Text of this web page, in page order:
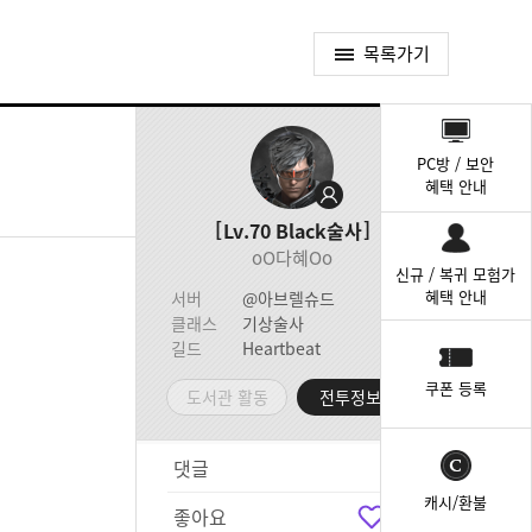
목록가기
Lv.70 Black술사
oO다혜Oo
서버
@아브렐슈드
클래스
기상술사
길드
Heartbeat
도서관 활동 전투정보실
댓글
좋아요
PC방 / 보안
혜택 안내
신규 / 복귀 모험가
혜택 안내
쿠폰 등록
캐시/환불